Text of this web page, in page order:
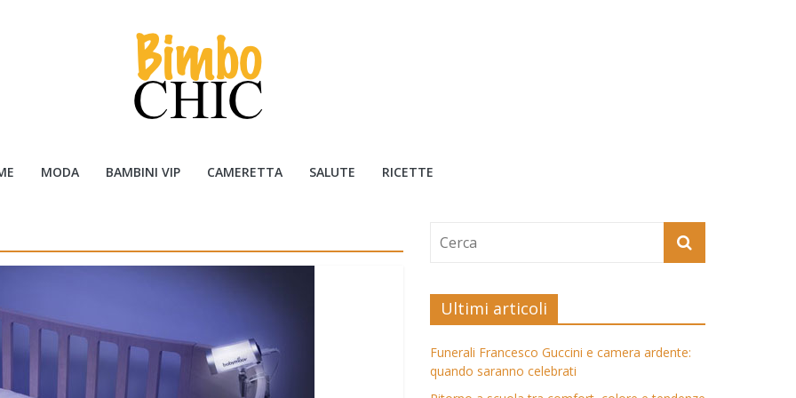
MODA BAMBINI VIP CAMERETTA SALUTE RICETTE
Ultimi articoli
Funerali Francesco Guccini e camera ardente:
quando saranno celebrati